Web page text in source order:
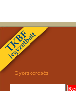
Gyorskeresés